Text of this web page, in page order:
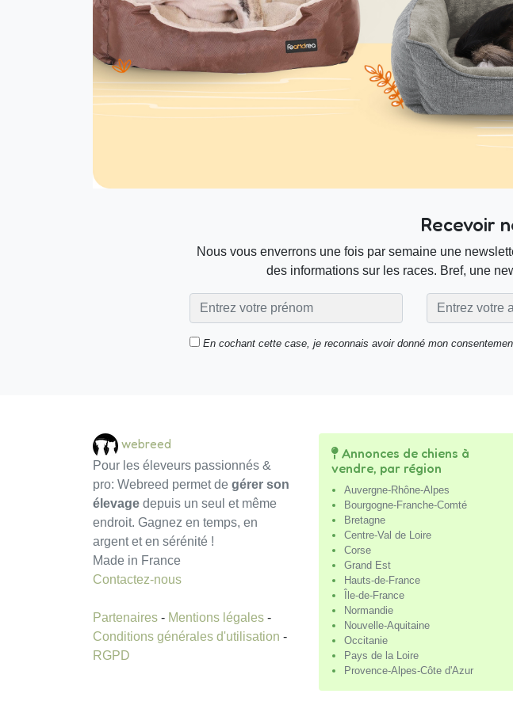
Recevoir
Nous vous enverrons une fois par semaine une
des informations sur les races. Bref, une
En cochant cette case, je reconnais avoir donné mon
webreed
Pour les éleveurs passionnés &
pro: Webreed permet de gérer son
élevage depuis un seul et même
endroit. Gagnez en temps, en
argent et en sérénité !
Made in France
Contactez-nous
Partenaires - Mentions légales -
Conditions générales d'utilisation -
RGPD
Annonces de chiens à
vendre, par région
Auvergne-Rhône-Alpes
Bourgogne-Franche-Comté
Bretagne
Centre-Val de Loire
Corse
Grand Est
Hauts-de-France
Île-de-France
Normandie
Nouvelle-Aquitaine
Occitanie
Pays de la Loire
Provence-Alpes-Côte d'Azur